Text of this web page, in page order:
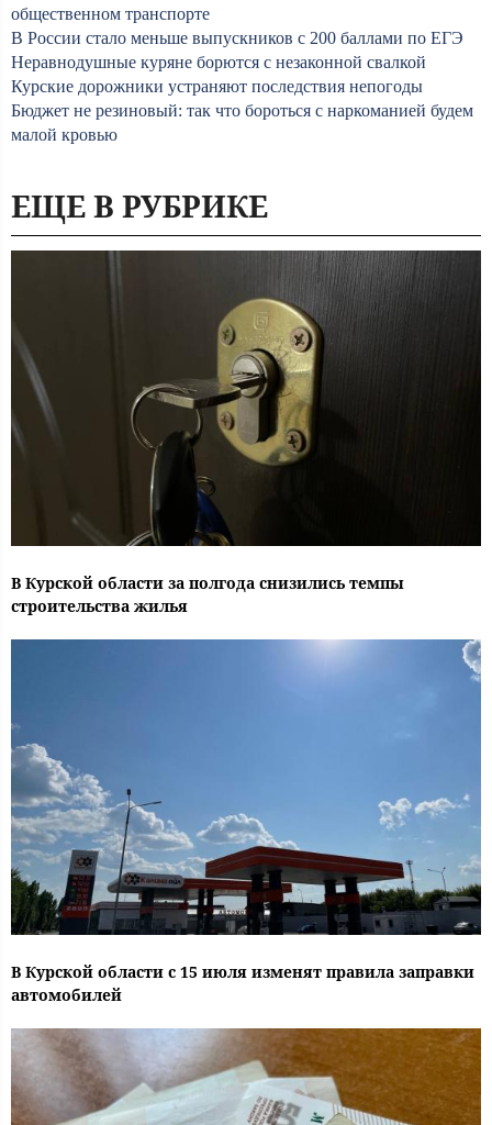
общественном транспорте
В России стало меньше выпускников с 200 баллами по ЕГЭ
Неравнодушные куряне борются с незаконной свалкой
Курские дорожники устраняют последствия непогоды
Бюджет не резиновый: так что бороться с наркоманией будем
малой кровью
ЕЩЕ В РУБРИКЕ
В Курской области за полгода снизились темпы
строительства жилья
В Курской области с 15 июля изменят правила заправки
автомобилей